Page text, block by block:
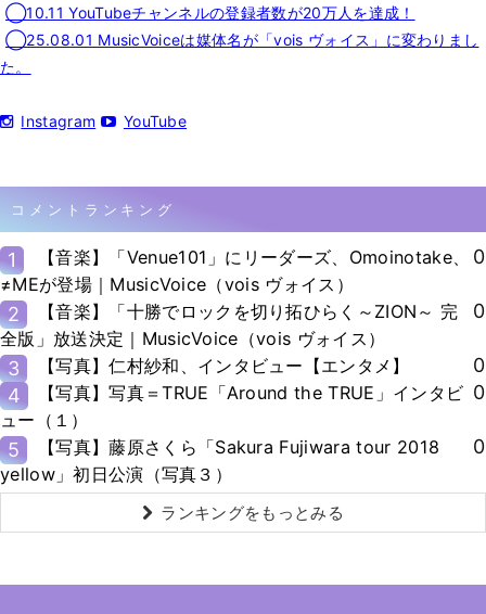
◯10.11 YouTubeチャンネルの登録者数が20万人を達成！
◯25.08.01 MusicVoiceは媒体名が「vois ヴォイス」に変わりまし
た。
Instagram YouTube
コメントランキング
1
【音楽】「Venue101」にリーダーズ、Omoinotake、
≠MEが登場｜MusicVoice（vois ヴォイス）
0
2
【音楽】「十勝でロックを切り拓ひらく～ZION～ 完
全版」放送決定｜MusicVoice（vois ヴォイス）
0
3 【写真】仁村紗和、インタビュー【エンタメ】
0
4
【写真】写真＝TRUE「Around the TRUE」インタビ
ュー（１）
0
5
【写真】藤原さくら「Sakura Fujiwara tour 2018
yellow」初日公演（写真３）
0
ランキングをもっとみる